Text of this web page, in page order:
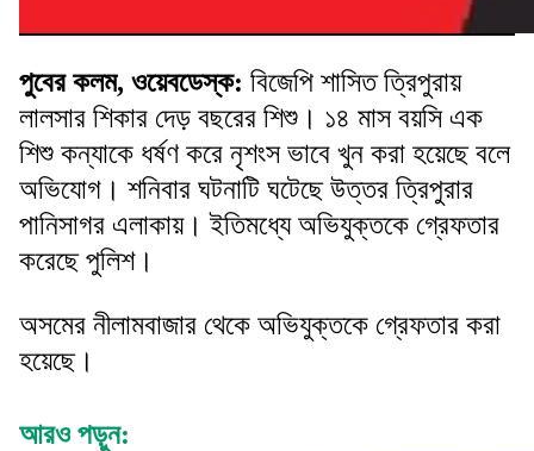
পুবের কলম, ওয়েবডেস্ক: বিজেপি শাসিত ত্রিপুরায়
লালসার শিকার দেড় বছরের শিশু। ১৪ মাস বয়সি এক
শিশু কন্যাকে ধর্ষণ করে নৃশংস ভাবে খুন করা হয়েছে বলে
অভিযোগ। শনিবার ঘটনাটি ঘটেছে উত্তর ত্রিপুরার
পানিসাগর এলাকায়। ইতিমধ্যে অভিযুক্তকে গ্রেফতার
করেছে পুলিশ।
অসমের নীলামবাজার থেকে অভিযুক্তকে গ্রেফতার করা
হয়েছে।
আরও পড়ুন: